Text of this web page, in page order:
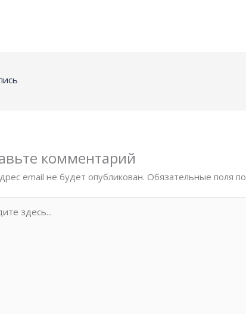
комментарий
email не будет опубликован. Обязательные поля